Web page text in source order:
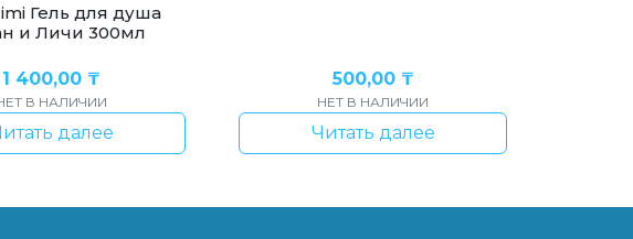
Гель для душа
и Личи 300мл
1 400,00 ₸
В НАЛИЧИИ
далее
500,00 ₸
НЕТ В НАЛИЧИИ
Читать далее